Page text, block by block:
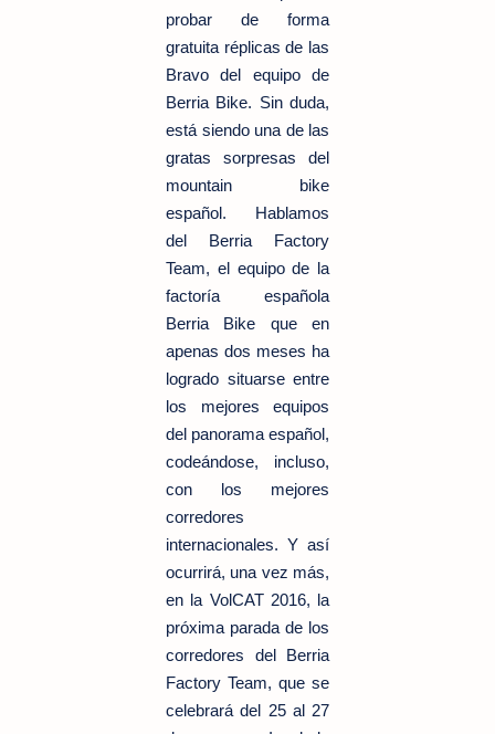
probar de forma
gratuita réplicas de las
Bravo del equipo de
Berria Bike. Sin duda,
está siendo una de las
gratas sorpresas del
mountain bike
español. Hablamos
del Berria Factory
Team, el equipo de la
factoría española
Berria Bike que en
apenas dos meses ha
logrado situarse entre
los mejores equipos
del panorama español,
codeándose, incluso,
con los mejores
corredores
internacionales. Y así
ocurrirá, una vez más,
en la VolCAT 2016, la
próxima parada de los
corredores del Berria
Factory Team, que se
celebrará del 25 al 27